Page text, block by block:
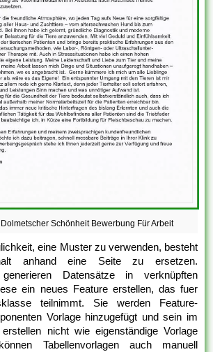
Schönheit Bewerbung Für Arbeit
eine Muster zu verwenden, besteht
anhand eine Seite zu ersetzen.
generieren Datensätze in verknüpften
ein neues Feature erstellen, das fuer
teilnimmt. Sie werden Feature-
Vorlage hinzugefügt und sein im
nicht wie eigenständige Vorlage
Tabellenvorlagen auch manuell